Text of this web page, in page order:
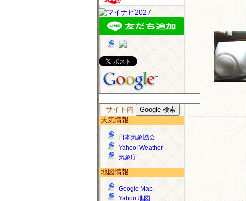
サイト内
天気情報
日本気象協会
Yahoo! Weather
気象庁
地図情報
Google Map
Yahoo 地図